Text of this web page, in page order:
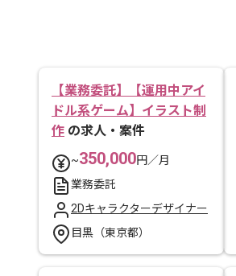
【業務委託】【運用中アイ
ドル系ゲーム】イラスト制
作 の求人・案件
~350,000円／月
業務委託
2Dキャラクターデザイナー
目黒（東京都）